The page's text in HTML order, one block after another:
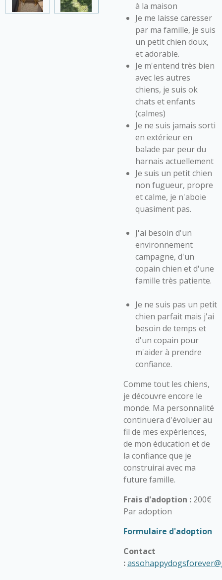
à la maison
Je me laisse caresser
par ma famille, je suis
un petit chien doux,
et adorable.
Je m'entend très bien
avec les autres
chiens, je suis ok
chats et enfants
(calmes)
Je ne suis jamais sorti
en extérieur en
balade par peur du
harnais actuellement
Je suis un petit chien
non fugueur, propre
et calme, je n'aboie
quasiment pas.
J'ai besoin d'un
environnement
campagne, d'un
copain chien et d'une
famille très patiente.
Je ne suis pas un petit
chien parfait mais j'ai
besoin de temps et
d'un copain pour
m'aider à prendre
confiance.
Comme tout les chiens,
je découvre encore le
monde. Ma personnalité
continuera d'évoluer au
fil de mes expériences,
de mon éducation et de
la confiance que je
construirai avec ma
future famille.
Frais d'adoption : 200€
Par adoption
Formulaire d'adoption
Contact
: